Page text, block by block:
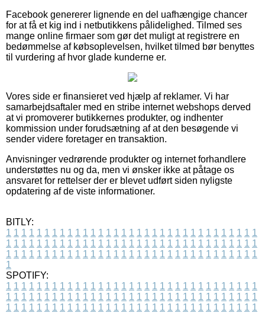
Facebook genererer lignende en del uafhængige chancer
for at få et kig ind i netbutikkens pålidelighed. Tilmed ses
mange online firmaer som gør det muligt at registrere en
bedømmelse af købsoplevelsen, hvilket tilmed bør benyttes
til vurdering af hvor glade kunderne er.
Vores side er finansieret ved hjælp af reklamer. Vi har
samarbejdsaftaler med en stribe internet webshops derved
at vi promoverer butikkernes produkter, og indhenter
kommission under forudsætning af at den besøgende vi
sender videre foretager en transaktion.
Anvisninger vedrørende produkter og internet forhandlere
understøttes nu og da, men vi ønsker ikke at påtage os
ansvaret for rettelser der er blevet udført siden nyligste
opdatering af de viste informationer.
BITLY:
1 1 1 1 1 1 1 1 1 1 1 1 1 1 1 1 1 1 1 1 1 1 1 1 1 1 1 1 1 1 1 1 1
1 1 1 1 1 1 1 1 1 1 1 1 1 1 1 1 1 1 1 1 1 1 1 1 1 1 1 1 1 1 1 1 1
1 1 1 1 1 1 1 1 1 1 1 1 1 1 1 1 1 1 1 1 1 1 1 1 1 1 1 1 1 1 1 1 1
1
SPOTIFY:
1 1 1 1 1 1 1 1 1 1 1 1 1 1 1 1 1 1 1 1 1 1 1 1 1 1 1 1 1 1 1 1 1
1 1 1 1 1 1 1 1 1 1 1 1 1 1 1 1 1 1 1 1 1 1 1 1 1 1 1 1 1 1 1 1 1
1 1 1 1 1 1 1 1 1 1 1 1 1 1 1 1 1 1 1 1 1 1 1 1 1 1 1 1 1 1 1 1 1